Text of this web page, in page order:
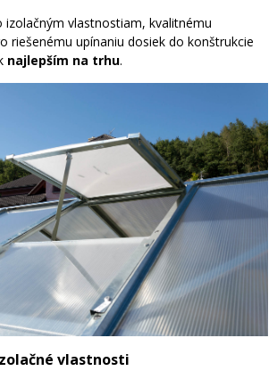
vlastnostiam, kvalitnému
riešenému upínaniu dosiek do konštrukcie
najlepším na trhu.
vlastnosti